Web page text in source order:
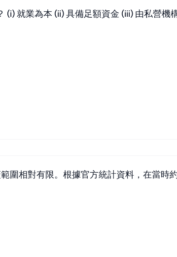
就業為本 (ii) 具備足額資金 (iii) 由私營機
圍相對有限。根據官方統計資料，在當時